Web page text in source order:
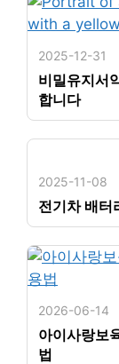
2025-12-31
비밀유지서
합니다
2025-11-08
전기차 배터
2026-06-14
아이사랑보
법